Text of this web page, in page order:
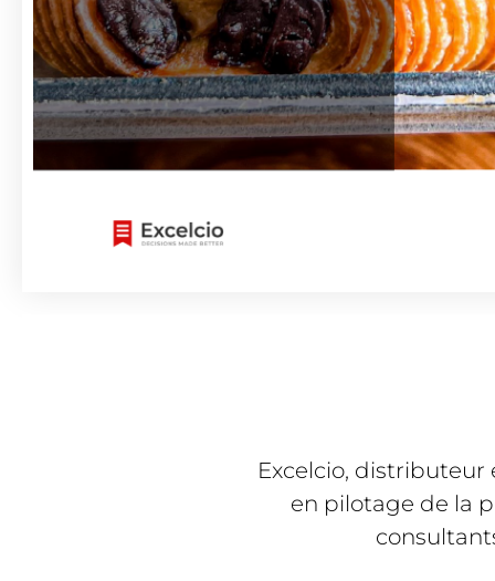
Excelcio, distributeur
en pilotage de la